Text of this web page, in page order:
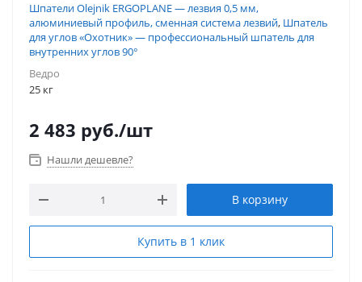
Шпатели Olejnik ERGOPLANE — лезвия 0,5 мм,
алюминиевый профиль, сменная система лезвий, Шпатель
для углов «Охотник» — профессиональный шпатель для
внутренних углов 90°
Ведро
25 кг
2 483 руб./шт
Нашли дешевле?
В корзину
Купить в 1 клик